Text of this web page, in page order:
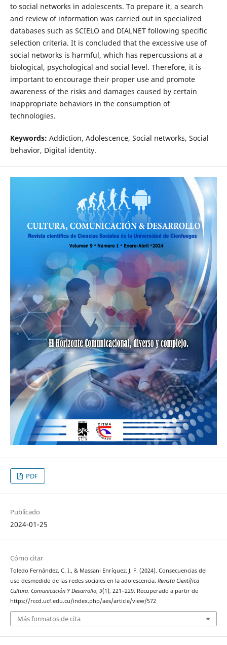
to social networks in adolescents. To prepare it, a search
and review of information was carried out in specialized
databases such as SCIELO and DIALNET following specific
selection criteria. It is concluded that the excessive use of
social networks is harmful, which has repercussions at a
biological, psychological and social level. Therefore, it is
important to encourage their proper use and promote
awareness of the risks and damages caused by certain
inappropriate behaviors in the consumption of
technologies.
Keywords: Addiction, Adolescence, Social networks, Social
behavior, Digital identity.
PDF
Publicado
2024-01-25
Cómo citar
Toledo Fernández, C. I., & Massani Enríquez, J. F. (2024). Consecuencias del
uso desmedido de las redes sociales en la adolescencia. Revista Científica
Cultura, Comunicación Y Desarrollo, 9(1), 221–229. Recuperado a partir de
https://rccd.ucf.edu.cu/index.php/aes/article/view/572
Más formatos de cita